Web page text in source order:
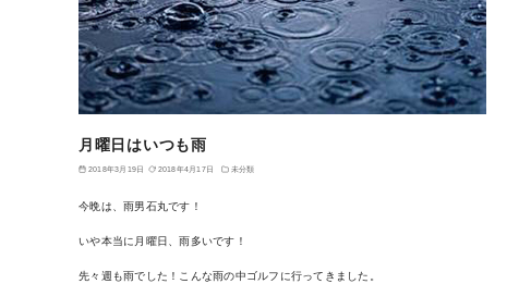
月曜日はいつも雨
2018年3月19日 2018年4月17日 未分類
今晩は、雨男石丸です！
いや本当に月曜日、雨多いです！
先々週も雨でした！こんな雨の中ゴルフに行ってきました。